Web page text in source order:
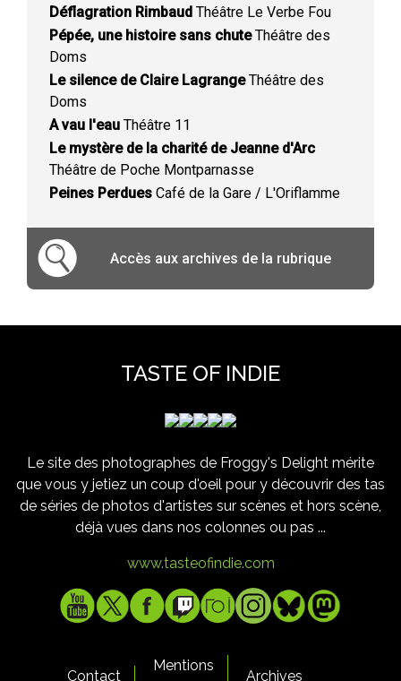
Déflagration Rimbaud Théâtre Le Verbe Fou
Pépée, une histoire sans chuteThéâtre des
Doms
Le silence de Claire LagrangeThéâtre des
Doms
A vau l'eau Théâtre 11
Le mystère de la charité de Jeanne d'Arc
Théâtre de Poche Montparnasse
Peines Perdues Café de la Gare / L'Oriflamme
Accès aux archives de la rubrique
TASTE OF INDIE
Le site des photographes de Froggy's Delight mérite
que vous y jetiez un coup d'oeil pour y découvrir des tas
de séries de photos d'artistes sur scènes et hors scène,
déjà vues dans nos colonnes ou pas ...
www.tasteofindie.com
Contact
Mentions
Archives